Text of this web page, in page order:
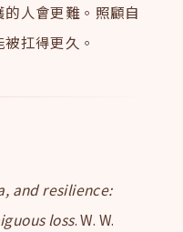
人會更難。照顧自
扛得更久。
and resilience:
loss. W. W.